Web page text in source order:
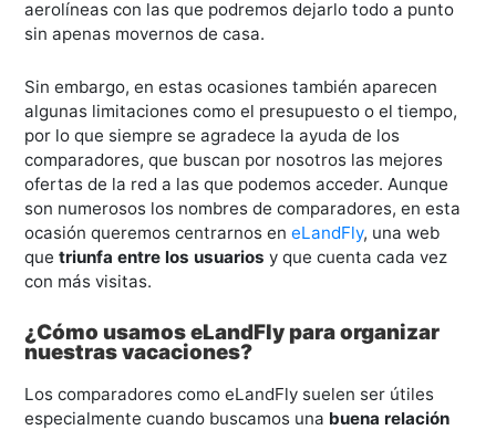
aerolíneas con las que podremos dejarlo todo a punto
sin apenas movernos de casa.
Sin embargo, en estas ocasiones también aparecen
algunas limitaciones como el presupuesto o el tiempo,
por lo que siempre se agradece la ayuda de los
comparadores, que buscan por nosotros las mejores
ofertas de la red a las que podemos acceder. Aunque
son numerosos los nombres de comparadores, en esta
ocasión queremos centrarnos eneLandFly, una web
quetriunfa entre los usuarios y que cuenta cada vez
con más visitas.
¿Cómo usamos eLandFly para organizar
nuestras vacaciones?
Los comparadores como eLandFly suelen ser útiles
especialmente cuando buscamos una buena relación